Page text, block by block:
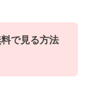
で見る方法